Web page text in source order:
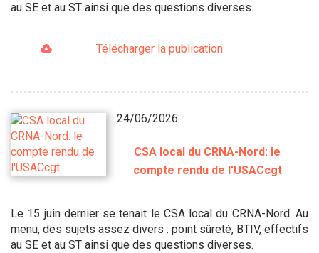
au SE et au ST ainsi que des questions diverses.
Télécharger la publication
24/06/2026
CSA local du CRNA-Nord: le
compte rendu de l'USACcgt
Le 15 juin dernier se tenait le CSA local du CRNA-Nord. Au
menu, des sujets assez divers : point sûreté, BTIV, effectifs
au SE et au ST ainsi que des questions diverses.